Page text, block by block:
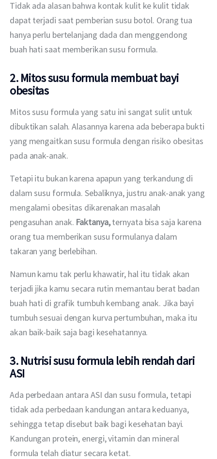
Tidak ada alasan bahwa kontak kulit ke kulit tidak
dapat terjadi saat pemberian susu botol. Orang tua
hanya perlu bertelanjang dada dan menggendong
buah hati saat memberikan susu formula.
2. Mitos susu formula membuat bayi
obesitas
Mitos susu formula yang satu ini sangat sulit untuk
dibuktikan salah. Alasannya karena ada beberapa bukti
yang mengaitkan susu formula dengan risiko obesitas
pada anak-anak.
Tetapi itu bukan karena apapun yang terkandung di
dalam susu formula. Sebaliknya, justru anak-anak yang
mengalami obesitas dikarenakan masalah
pengasuhan anak. Faktanya, ternyata bisa saja karena
orang tua memberikan susu formulanya dalam
takaran yang berlebihan.
Namun kamu tak perlu khawatir, hal itu tidak akan
terjadi jika kamu secara rutin memantau berat badan
buah hati di grafik tumbuh kembang anak. Jika bayi
tumbuh sesuai dengan kurva pertumbuhan, maka itu
akan baik-baik saja bagi kesehatannya.
3. Nutrisi susu formula lebih rendah dari
ASI
Ada perbedaan antara ASI dan susu formula, tetapi
tidak ada perbedaan kandungan antara keduanya,
sehingga tetap disebut baik bagi kesehatan bayi.
Kandungan protein, energi, vitamin dan mineral
formula telah diatur secara ketat.